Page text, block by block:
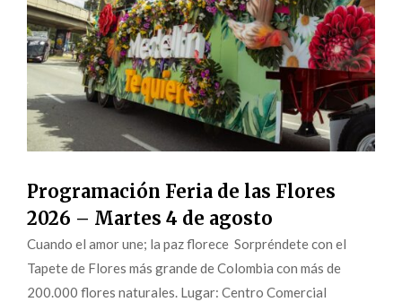
Programación Feria de las Flores
2026 – Martes 4 de agosto
Cuando el amor une; la paz florece Sorpréndete con el
Tapete de Flores más grande de Colombia con más de
200.000 flores naturales. Lugar: Centro Comercial